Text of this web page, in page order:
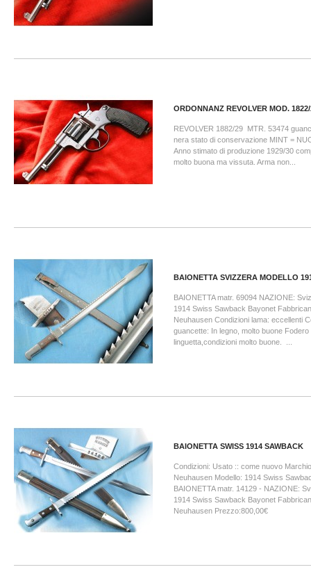
ORDONNANZ REVOLVER MOD.
REVOLVER 1882/29 MTR. 53474
nera stato di conservazione MINT =
Anno stimato di produzione 1929/30
molto buona ma vissuta. Arma non...
BAIONETTA SVIZZERA MODELLO
BAIONETTA matr. 69094 NAZIONE:
1914 Swiss Sawback Bayonet
Neuhausen Condizioni lama: eccellenti
guancette: In legno, molto buone Fodero
linguetta,condizioni molto buone. ...
BAIONETTA SWISS 1914 SAWBACK
Condizioni: Usato :: come nuovo
Neuhausen Modello: 1914 Swiss
BAIONETTA matr. 14129 - NAZIONE:
1914 Swiss Sawback Bayonet
Neuhausen Prezzo:800,00€